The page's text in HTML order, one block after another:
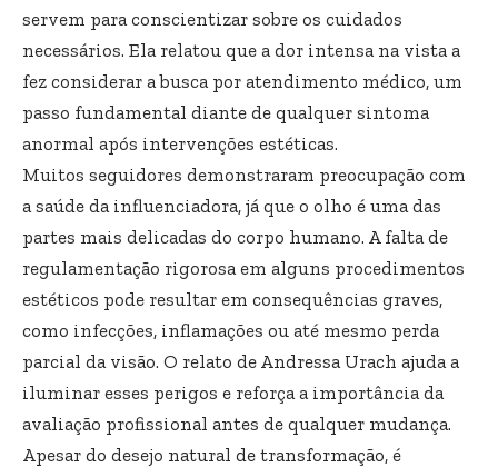
servem para conscientizar sobre os cuidados
necessários. Ela relatou que a dor intensa na vista a
fez considerar a busca por atendimento médico, um
passo fundamental diante de qualquer sintoma
anormal após intervenções estéticas.
Muitos seguidores demonstraram preocupação com
a saúde da influenciadora, já que o olho é uma das
partes mais delicadas do corpo humano. A falta de
regulamentação rigorosa em alguns procedimentos
estéticos pode resultar em consequências graves,
como infecções, inflamações ou até mesmo perda
parcial da visão. O relato de Andressa Urach ajuda a
iluminar esses perigos e reforça a importância da
avaliação profissional antes de qualquer mudança.
Apesar do desejo natural de transformação, é